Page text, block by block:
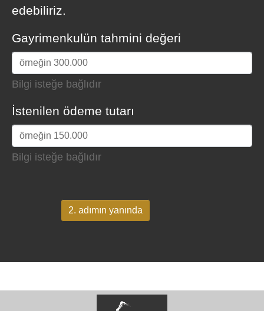
edebiliriz.
Gayrimenkulün tahmini değeri
Bilgi isteğe bağlıdır
İstenilen ödeme tutarı
Bilgi isteğe bağlıdır
2. adımın yanında